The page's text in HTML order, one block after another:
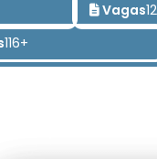
Vagas
116+